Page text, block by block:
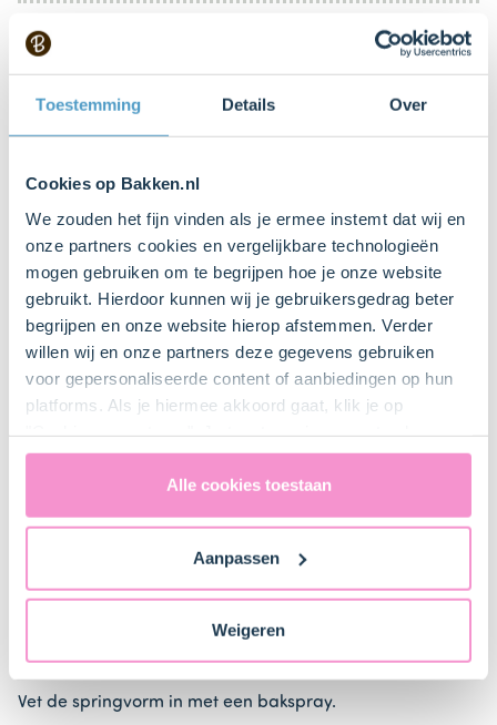
Toestemming Details Over
Cookies op Bakken.nl
We zouden het fijn vinden als je ermee instemt dat wij en
onze partners cookies en vergelijkbare technologieën
mogen gebruiken om te begrijpen hoe je onze website
gebruikt. Hierdoor kunnen wij je gebruikersgedrag beter
begrijpen en onze website hierop afstemmen. Verder
willen wij en onze partners deze gegevens gebruiken
voor gepersonaliseerde content of aanbiedingen op hun
platforms. Als je hiermee akkoord gaat, klik je op
uitdrukkelijk een eventuele gegevensoverdracht naar de
Verenigde Staten in de zin van artikel 49 AVG. Raadpleeg
ons
naar technology providers en partners in de Verenigde
Staten. Je kunt op elk moment van gedachten
Alle cookies toestaan
Aanpassen
Weigeren
Mixer met gardes
Spatel
Bestel dit product online
Bestel gemakkelijk en snel je bakproducten
bij ons zusje DeLeuksteTaartenshop.
Stappen
1. Voorbereiden
Plaats het rooster iets onder het midden van de oven
en verwarm de oven voor.
Vet de springvorm in met een bakspray.